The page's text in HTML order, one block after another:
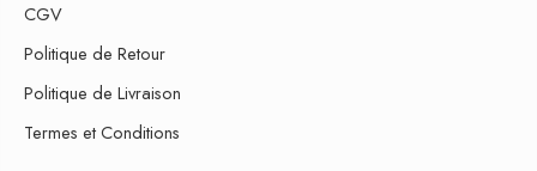
CGV
Politique de Retour
Politique de Livraison
Termes et Conditions